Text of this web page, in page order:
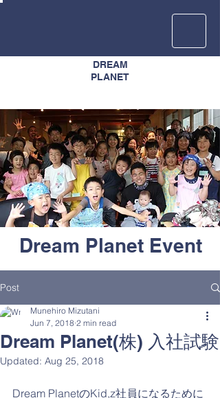
DREAM
​PLANET
​Dream Planet Event
Post
Dream Planet(株) 入社試験
Munehiro Mizutani
Jun 7, 2018 2 min read
Updated: Aug 25, 2018
Dream PlanetのKid,z社員になるために